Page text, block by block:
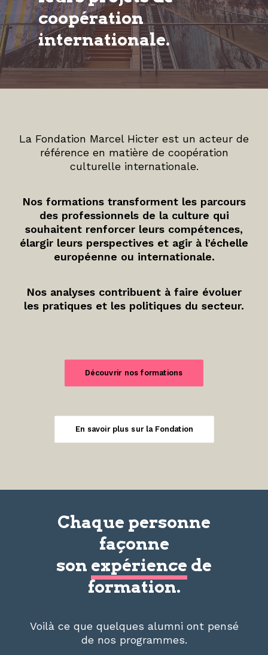
coopération
internationale.
La Fondation Marcel Hicter est un acteur de
référence en matière de coopération
culturelle internationale.
Nos formations transforment les parcours
des professionnels de la culture qui
souhaitent renforcer leurs compétences,
élargir leurs perspectives et agir à l’échelle
européenne ou internationale.
Nos analyses contribuent à faire évoluer
les pratiques et les politiques du secteur.
Découvrir nos formations
En savoir plus sur la Fondation
Chaque personne
façonne
son expérience de
formation.
Voilà ce que quelques alumni ont pensé
de nos programmes.